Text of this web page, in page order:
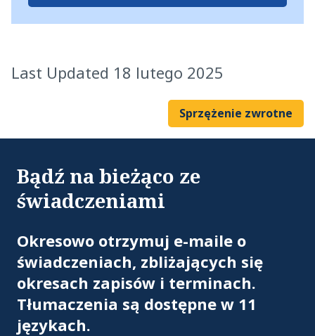
Last Updated 18 lutego 2025
Sprzężenie zwrotne
Bądź na bieżąco ze
świadczeniami
Okresowo otrzymuj e-maile o
świadczeniach, zbliżających się
okresach zapisów i terminach.
Tłumaczenia są dostępne w 11
językach.